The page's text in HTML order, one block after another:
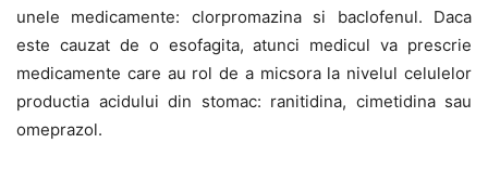
unele medicamente: clorpromazina si baclofenul. Daca
este cauzat de o esofagita, atunci medicul va prescrie
medicamente care au rol de a micsora la nivelul celulelor
productia acidului din stomac: ranitidina, cimetidina sau
omeprazol.